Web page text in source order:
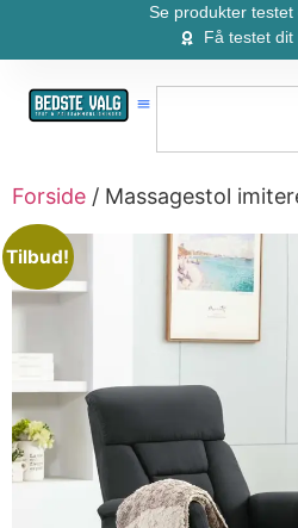
Se produkter
Få testet dit
Forside / Massagestol
Tilbud!